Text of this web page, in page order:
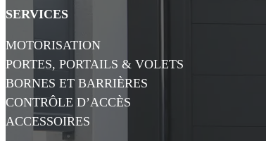
SERVICES
MOTORISATION
PORTES, PORTAILS & VOLETS
BORNES ET BARRIÈRES
CONTRÔLE D’ACCÈS
ACCESSOIRES